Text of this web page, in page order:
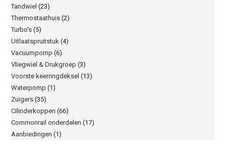
Tandwiel (23)
Thermostaathuis (2)
Turbo's (5)
Uitlaatspruitstuk (4)
Vacuumpomp (6)
Vliegwiel & Drukgroep (3)
Voorste keerringdeksel (13)
Waterpomp (1)
Zuigers (35)
Cilinderkoppen (66)
Commonrail onderdelen (17)
Aanbiedingen (1)